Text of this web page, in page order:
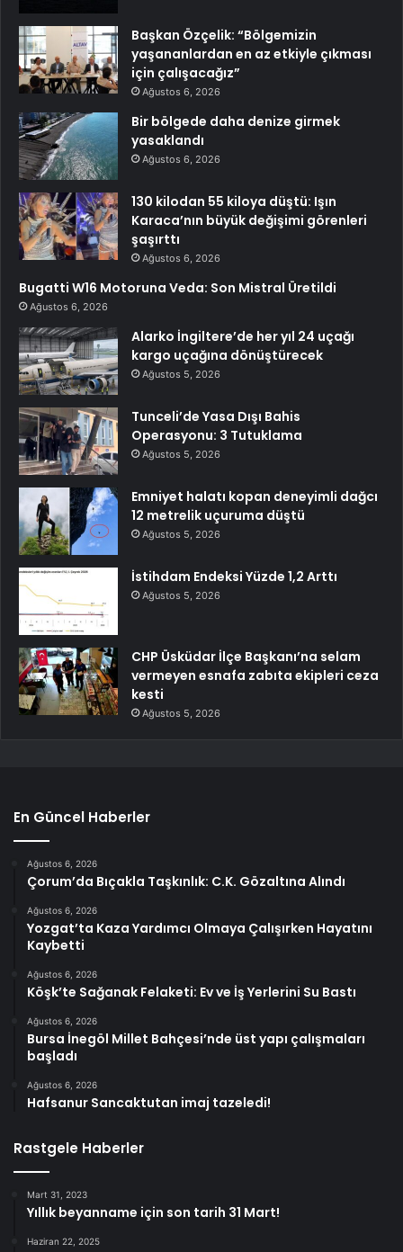
Başkan Özçelik: “Bölgemizin
yaşananlardan en az etkiyle çıkması
için çalışacağız”
Ağustos 6, 2026
Bir bölgede daha denize girmek
yasaklandı
Ağustos 6, 2026
130 kilodan 55 kiloya düştü: Işın
Karaca’nın büyük değişimi görenleri
şaşırttı
Ağustos 6, 2026
Bugatti W16 Motoruna Veda: Son Mistral Üretildi
Ağustos 6, 2026
Alarko İngiltere’de her yıl 24 uçağı
kargo uçağına dönüştürecek
Ağustos 5, 2026
Tunceli’de Yasa Dışı Bahis
Operasyonu: 3 Tutuklama
Ağustos 5, 2026
Emniyet halatı kopan deneyimli dağcı
12 metrelik uçuruma düştü
Ağustos 5, 2026
İstihdam Endeksi Yüzde 1,2 Arttı
Ağustos 5, 2026
CHP Üsküdar İlçe Başkanı’na selam
vermeyen esnafa zabıta ekipleri ceza
kesti
Ağustos 5, 2026
En Güncel Haberler
Ağustos 6, 2026
Çorum’da Bıçakla Taşkınlık: C.K. Gözaltına Alındı
Ağustos 6, 2026
Yozgat’ta Kaza Yardımcı Olmaya Çalışırken Hayatını
Kaybetti
Ağustos 6, 2026
Köşk’te Sağanak Felaketi: Ev ve İş Yerlerini Su Bastı
Ağustos 6, 2026
Bursa İnegöl Millet Bahçesi’nde üst yapı çalışmaları
başladı
Ağustos 6, 2026
Hafsanur Sancaktutan imaj tazeledi!
Rastgele Haberler
Mart 31, 2023
Yıllık beyanname için son tarih 31 Mart!
Haziran 22, 2025